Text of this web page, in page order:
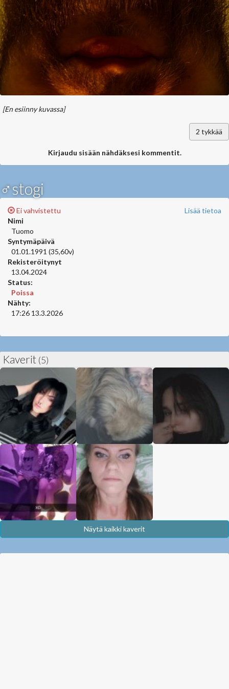
[En esiinny kuvassa]
2 tykkää
Kirjaudu sisään nähdäksesi kommentit.
♂stogi
Lisää tietoa
Ei vahvistettu
Nimi
Tuomo
Syntymäpäivä
01.01.1991 (35,60v)
Rekisteröitynyt
13.04.2024
Status:
Poissa
Nähty:
17:26 13.3.2026
Kaverit (5)
Näytä kaikki kaverit